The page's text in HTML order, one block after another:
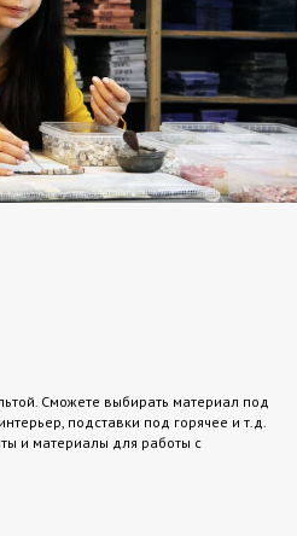
Сможете выбирать материал под
подставки под горячее и т.д.
и материалы для работы с